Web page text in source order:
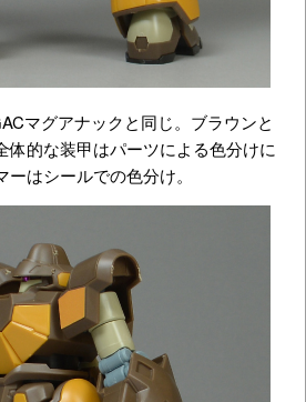
マグアナックと同じ。ブラウンと
体的な装甲はパーツによる色分けに
はシールでの色分け。